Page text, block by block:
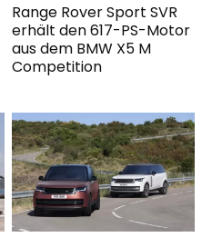
Range Rover Sport SVR
erhält den 617-PS-Motor
aus dem BMW X5 M
Competition